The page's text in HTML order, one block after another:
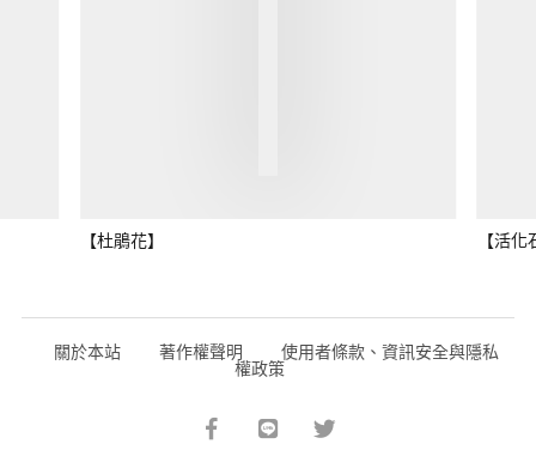
【杜鵑花】 【活
關於本站 著作權聲明 使用者條款、資訊安全與隱私
權政策